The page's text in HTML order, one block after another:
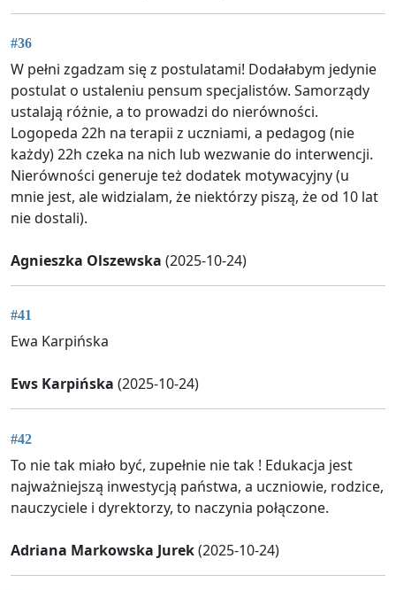
#36
W pełni zgadzam się z postulatami! Dodałabym jedynie
postulat o ustaleniu pensum specjalistów. Samorządy
ustalają różnie, a to prowadzi do nierówności.
Logopeda 22h na terapii z uczniami, a pedagog (nie
każdy) 22h czeka na nich lub wezwanie do interwencji.
Nierówności generuje też dodatek motywacyjny (u
mnie jest, ale widzialam, że niektórzy piszą, że od 10 lat
nie dostali).
Agnieszka Olszewska (2025-10-24)
#41
Ewa Karpińska
Ews Karpińska (2025-10-24)
#42
To nie tak miało być, zupełnie nie tak ! Edukacja jest
najważniejszą inwestycją państwa, a uczniowie, rodzice,
nauczyciele i dyrektorzy, to naczynia połączone.
Adriana Markowska Jurek(2025-10-24)